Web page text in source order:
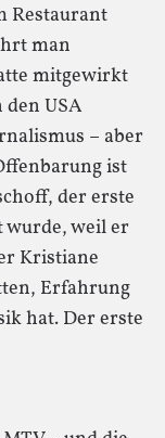
Restaurant
man
mitgewirkt
USA
– aber
ist
der erste
wurde, weil er
Kristiane
Erfahrung
hat. Der erste